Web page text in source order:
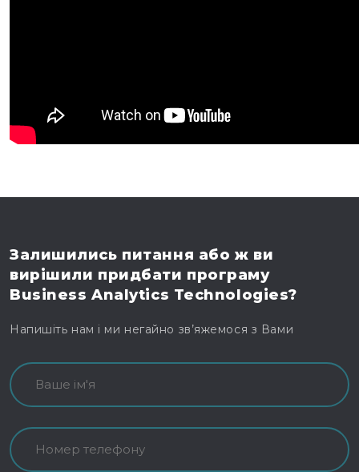
Залишились питання або ж ви
вирішили придбати програму
Business Analytics Technologies?
Напишіть нам і ми негайно зв’яжемося з Вами